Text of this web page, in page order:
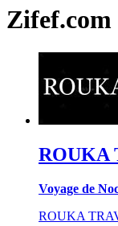
Zifef.com
ROUKA
Voyage de
ROUKA